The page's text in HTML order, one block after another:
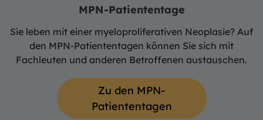
MPN-Patiententage
Sie leben mit einer myeloproliferativen Neoplasie? Auf
den MPN-Patiententagen können Sie sich mit
Fachleuten und anderen Betroffenen austauschen.
Zu den MPN-
Patiententagen